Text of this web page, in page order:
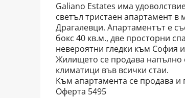
Galiano Estates има
светъл тристаен апартамент в
Драгалевци. Апартаментът е
бокс 40 кв.м., две просторни
невероятни гледки към София
Жилището се продава напълно
климатици във всички стаи.
Към апартамента се продава и
Оферта 5495